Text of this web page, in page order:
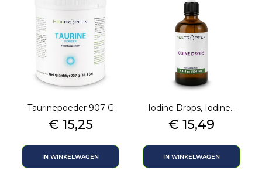
Taurinepoeder 907 G
Prijs
€ 15,25
IN WINKELWAGEN
Iodine Drops, Iodine...
Prijs
€ 15,49
IN WINKELWAGEN